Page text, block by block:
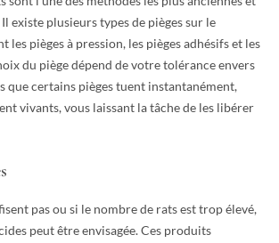
existe plusieurs types de pièges sur le
les pièges à pression, les pièges adhésifs et les
du piège dépend de votre tolérance envers
que certains pièges tuent instantanément,
vivants, vous laissant la tâche de les libérer
pas ou si le nombre de rats est trop élevé,
peut être envisagée. Ces produits